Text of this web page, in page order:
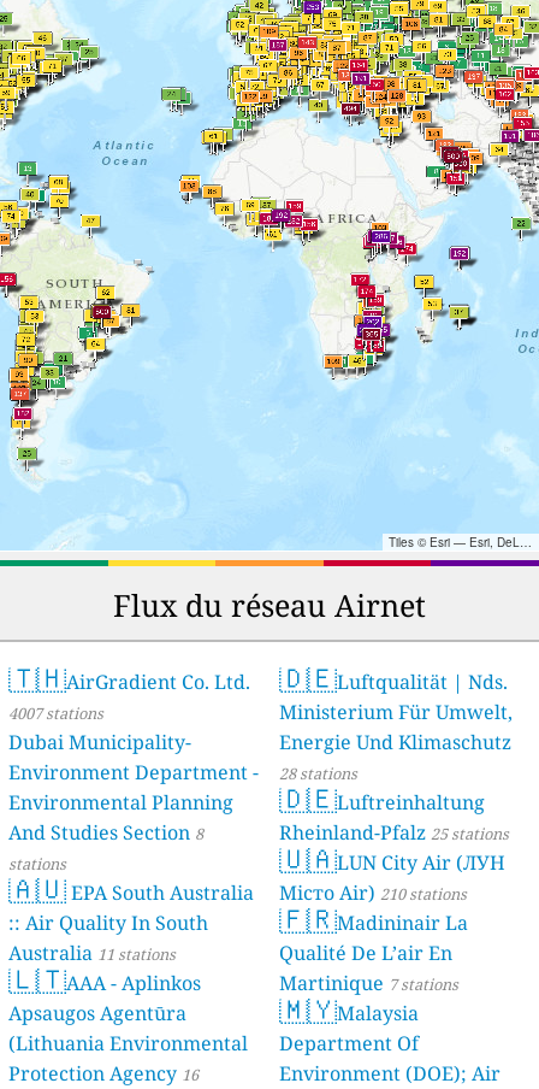
Tiles © Esri — Esri, DeLorme, NAVTEQ, TomTom, Intermap, iPC, USGS, FAO, NPS, NRCAN, GeoBase, Kadaster NL, Ordnance Survey, Esri Japan, METI, Esri China (Hong Kong), and the GIS User Community
Flux du réseau Airnet
🇹🇭AirGradient Co. Ltd.
4007 stations
Dubai Municipality-
Environment Department -
Environmental Planning
And Studies Section 8
stations
🇦🇺EPA South Australia
:: Air Quality In South
Australia 11 stations
🇱🇹AAA - Aplinkos
Apsaugos Agentūra
(Lithuania Environmental
Protection Agency 16
🇩🇪Luftqualität | Nds.
Ministerium Für Umwelt,
Energie Und Klimaschutz
28 stations
🇩🇪Luftreinhaltung
Rheinland-Pfalz 25 stations
🇺🇦LUN City Air (ЛУН
Місто Air) 210 stations
🇫🇷Madininair La
Qualité De L’air En
Martinique 7 stations
🇲🇾Malaysia
Department Of
Environment (DOE); Air